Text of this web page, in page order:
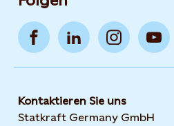
Kontaktieren Sie uns
Statkraft Germany GmbH